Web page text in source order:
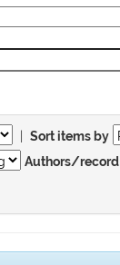
| Sort items by
Authors/record